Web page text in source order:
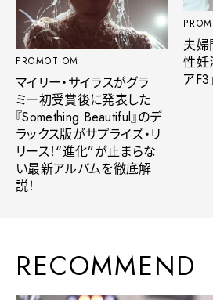
PROMOTIOM
マイリー・サイラスがグラ
ミー初受賞後に発表した
『Something Beautiful』のデ
ラックス版がサプライズ・リ
リース！“進化”が止まらな
い最新アルバムを徹底解
説！
夫婦
性妊
アF3
RECOMMEND